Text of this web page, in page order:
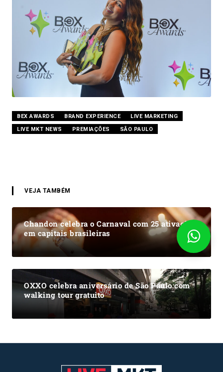
BEX AWARDS BRAND EXPERIENCE
LIVE MARKETING
LIVE MKT NEWS
PREMIAÇÕES SÃO PAULO
VEJA TAMBÉM
Chandon celebra o Carnaval com 25 ativações
em capitais brasileiras
OXXO celebra aniversário de São Paulo com
walking tour gratuito